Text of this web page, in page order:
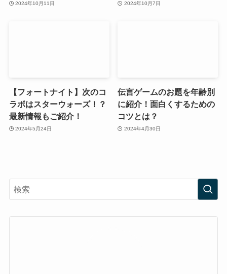
2024年10月11日 2024年10月7日
【フォートナイト】次のコ
ラボはスターウォーズ！？
最新情報もご紹介！
2024年5月24日
伝言ゲームのお題を年齢別
に紹介！面白くするための
コツとは？
2024年4月30日